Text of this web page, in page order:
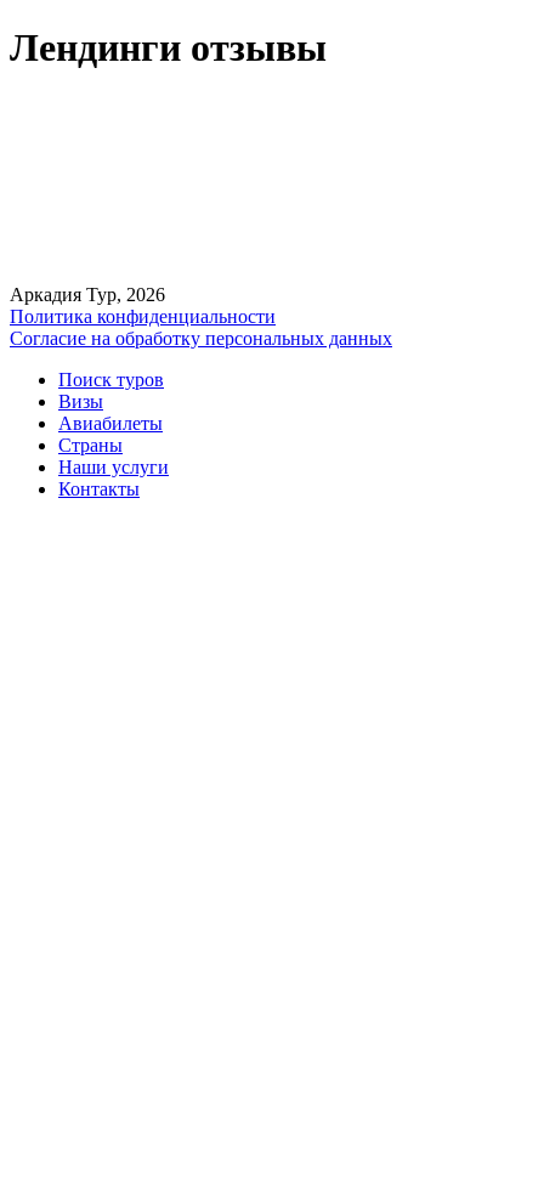
Лендинги отзывы
Аркадия Тур, 2026
Политика конфиденциальности
Согласие на обработку персональных данных
Поиск туров
Визы
Авиабилеты
Страны
Наши услуги
Контакты